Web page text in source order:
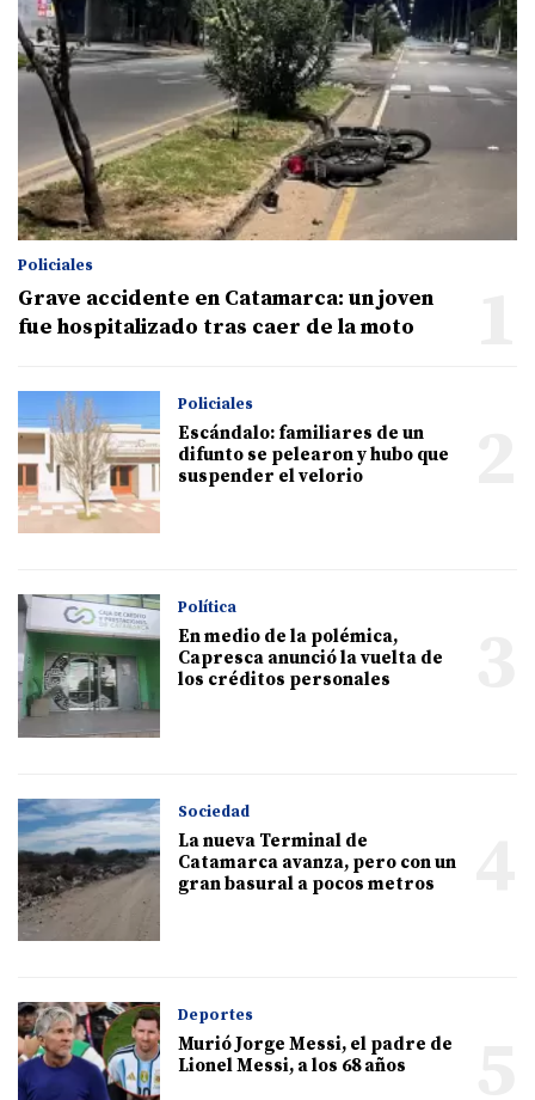
Policiales
Grave accidente en Catamarca: un joven
fue hospitalizado tras caer de la moto
Policiales
Escándalo: familiares de un
difunto se pelearon y hubo que
suspender el velorio
Política
En medio de la polémica,
Capresca anunció la vuelta de
los créditos personales
Sociedad
La nueva Terminal de
Catamarca avanza, pero con un
gran basural a pocos metros
Deportes
Murió Jorge Messi, el padre de
Lionel Messi, a los 68 años